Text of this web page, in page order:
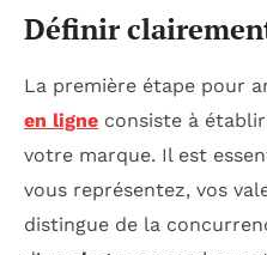
Définir
La première étape pour
en ligne consiste à
votre marque. Il est
vous représentez, vos
distingue de la